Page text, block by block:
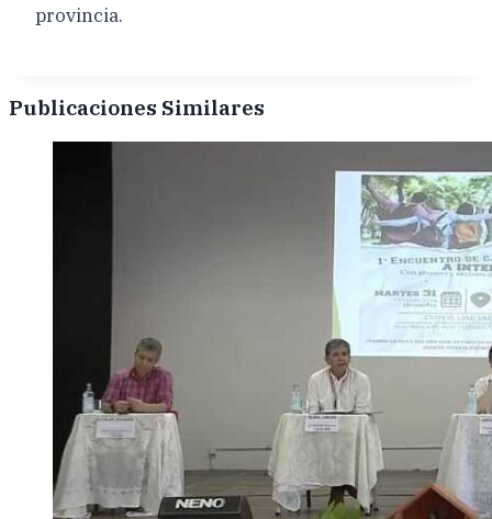
provincia.
Publicaciones Similares